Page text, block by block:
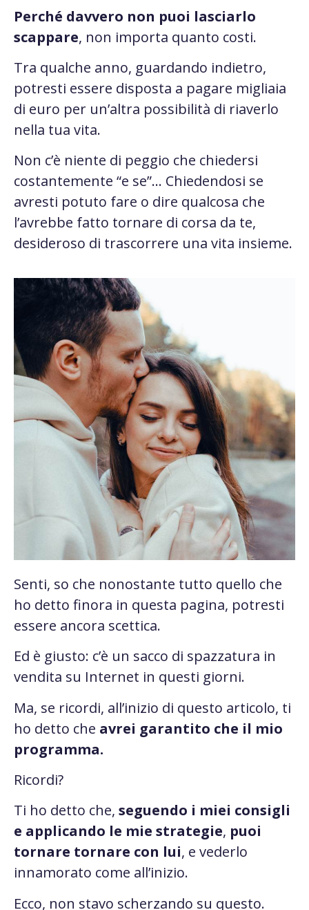
Perché davvero non puoi lasciarlo
scappare, non importa quanto costi.
Tra qualche anno, guardando indietro,
potresti essere disposta a pagare migliaia
di euro per un’altra possibilità di riaverlo
nella tua vita.
Non c’è niente di peggio che chiedersi
costantemente “e se”… Chiedendosi se
avresti potuto fare o dire qualcosa che
l’avrebbe fatto tornare di corsa da te,
desideroso di trascorrere una vita insieme.
Senti, so che nonostante tutto quello che
ho detto finora in questa pagina, potresti
essere ancora scettica.
Ed è giusto: c’è un sacco di spazzatura in
vendita su Internet in questi giorni.
Ma, se ricordi, all’inizio di questo articolo, ti
ho detto che avrei garantito che il mio
programma.
Ricordi?
Ti ho detto che, seguendo i miei consigli
e applicando le mie strategie, puoi
tornare tornare con lui, e vederlo
innamorato come all’inizio.
Ecco, non stavo scherzando su questo.